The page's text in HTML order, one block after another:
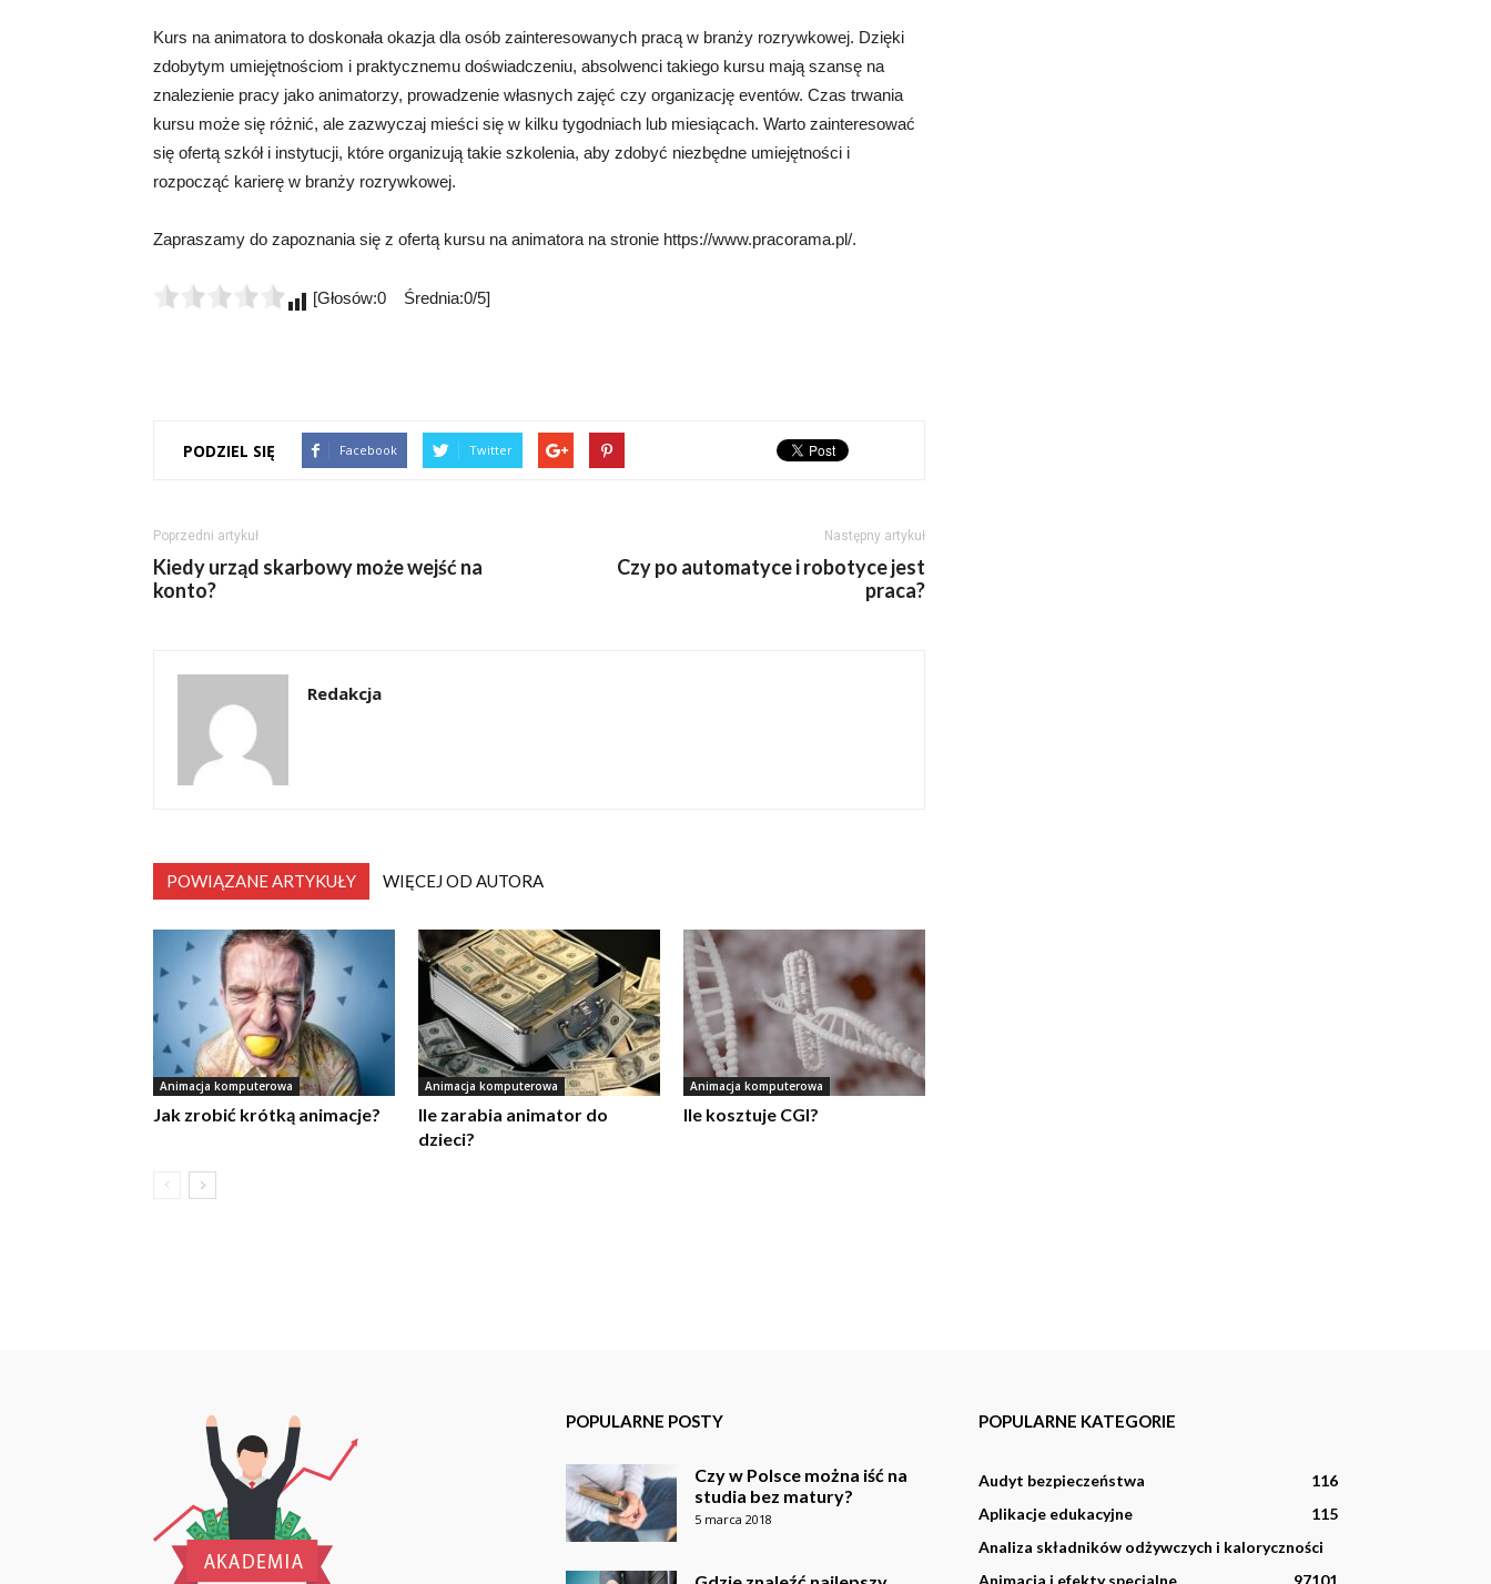
Kurs na animatora to doskonała okazja dla osób zainteresowanych pracą w branży rozrywkowej. Dzięki
zdobytym umiejętnościom i praktycznemu doświadczeniu, absolwenci takiego kursu mają szansę na
znalezienie pracy jako animatorzy, prowadzenie własnych zajęć czy organizację eventów. Czas trwania
kursu może się różnić, ale zazwyczaj mieści się w kilku tygodniach lub miesiącach. Warto zainteresować
się ofertą szkół i instytucji, które organizują takie szkolenia, aby zdobyć niezbędne umiejętności i
rozpocząć karierę w branży rozrywkowej.
Zapraszamy do zapoznania się z ofertą kursu na animatora na stronie https://www.pracorama.pl/.
[Głosów:0 Średnia:0/5]
PODZIEL SIĘ Facebook Twitter
Poprzedni artykuł
Kiedy urząd skarbowy może wejść na
konto?
Następny artykuł
Czy po automatyce i robotyce jest
praca?
Redakcja
POWIĄZANE ARTYKUŁY WIĘCEJ OD AUTORA
Animacja komputerowa
Jak zrobić krótką animacje?
Animacja komputerowa
Ile zarabia animator do
dzieci?
Animacja komputerowa
Ile kosztuje CGI?
POPULARNE POSTY
Czy w Polsce można iść na
studia bez matury?
5 marca 2018
POPULARNE KATEGORIE
Audyt bezpieczeństwa
116
Aplikacje edukacyjne
115
Analiza składników odżywczych i kaloryczności